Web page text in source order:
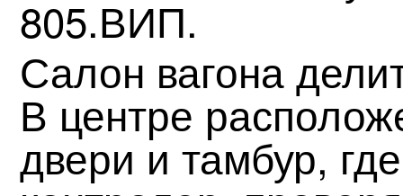
805.ВИП.
Салон вагона
В центре
двери и тамбур,